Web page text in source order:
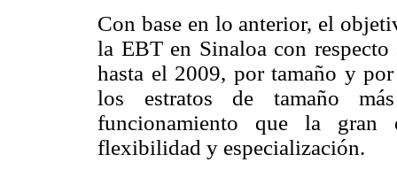
Con base en lo anterior, el
la EBT en Sinaloa con
hasta el 2009, por tamaño y
los estratos de tamaño
funcionamiento que la gran
flexibilidad y especialización.